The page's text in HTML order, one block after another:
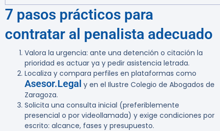
7 pasos prácticos para
contratar al penalista adecuado
Valora la urgencia: ante una detención o citación la
prioridad es actuar ya y pedir asistencia letrada.
Localiza y compara perfiles en plataformas como
Asesor.Legal y en el Ilustre Colegio de Abogados de
Zaragoza.
Solicita una consulta inicial (preferiblemente
presencial o por videollamada) y exige condiciones por
escrito: alcance, fases y presupuesto.